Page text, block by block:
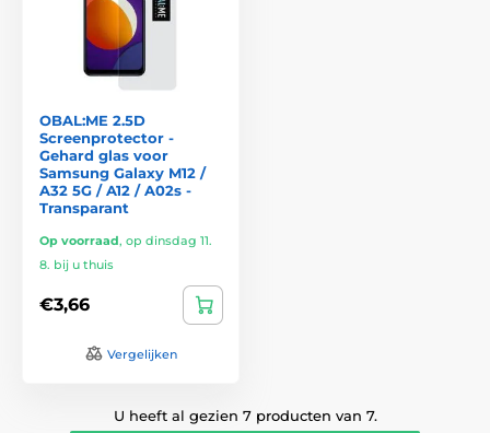
OBAL:ME 2.5D
Screenprotector -
Gehard glas voor
Samsung Galaxy M12 /
A32 5G / A12 / A02s -
Transparant
Op voorraad, op dinsdag 11.
8. bij u thuis
€3,66
Vergelijken
U heeft al gezien 7 producten van 7.